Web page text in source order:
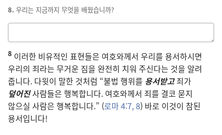
8. 우리는 지금까지 무엇을 배웠습니까?
적는
칸
8 이러한 비유적인 표현들은 여호와께서 우리를 용서하시면
우리의 죄라는 무거운 짐을 완전히 치워 주신다는 것을 알려
줍니다. 다윗이 말한 것처럼 “불법 행위를 용서받고죄가
덮어진사람들은 행복합니다. 여호와께서 죄를 결코 묻지
않으실 사람은 행복합니다.” (로마 4:7, 8) 바로 이것이 참된
용서입니다!